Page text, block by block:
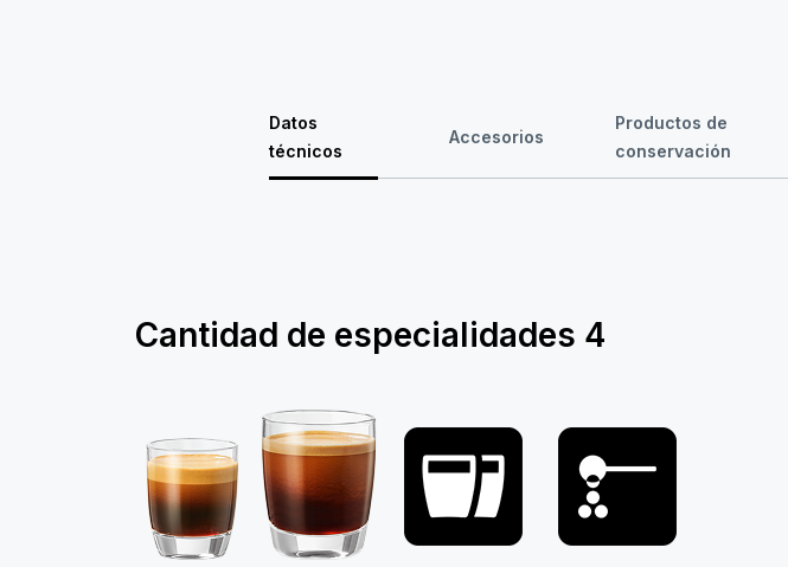
Datos
técnicos
Accesorios
Productos de
conservación
Cantidad de especialidades 4